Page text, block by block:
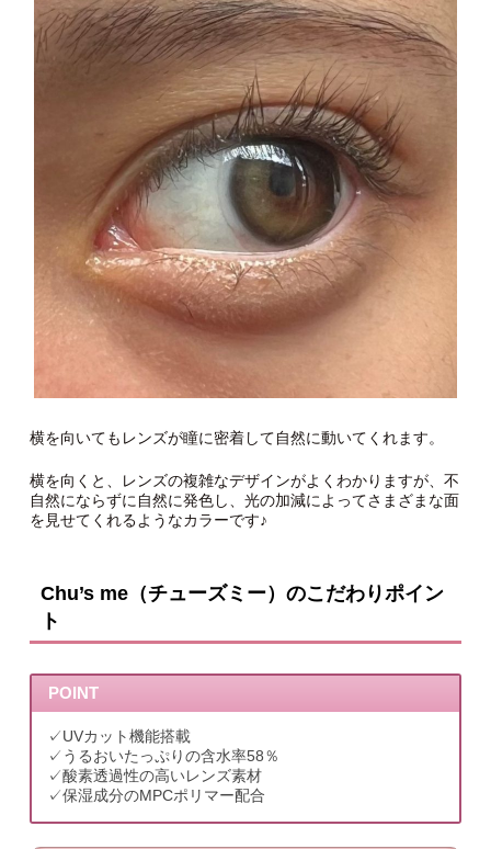
横を向いてもレンズが瞳に密着して自然に動いてくれます。
横を向くと、レンズの複雑なデザインがよくわかりますが、不
自然にならずに自然に発色し、光の加減によってさまざまな面
を見せてくれるようなカラーです♪
Chu’s me（チューズミー）のこだわりポイン
ト
POINT
✓UVカット機能搭載
✓うるおいたっぷりの含水率58％
✓酸素透過性の高いレンズ素材
✓保湿成分のMPCポリマー配合